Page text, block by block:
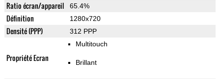
Ratio écran/appareil 65.4%
Définition 1280x720
Densité (PPP) 312 PPP
Propriété Ecran
Multitouch
Brillant